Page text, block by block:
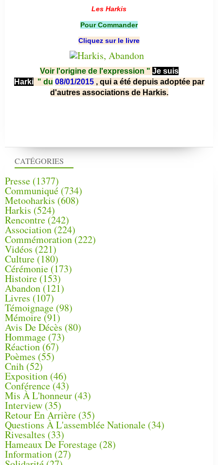
CATÉGORIES
Presse (1377)
Communiqué (734)
Metooharkis (608)
Harkis (524)
Rencontre (242)
Association (224)
Commémoration(222)
Vidéos (221)
Culture(180)
Cérémonie (173)
Histoire (153)
Abandon(121)
Livres (107)
Témoignage (98)
Mémoire (91)
Avis De Décès (80)
Hommage (73)
Réaction(67)
Poèmes (55)
Cnih (52)
Exposition (46)
Conférence(43)
Mis À L'honneur (43)
Interview (35)
Retour En Arrière (35)
Questions À L'assemblée Nationale (34)
Rivesaltes (33)
Hameaux De Forestage (28)
Information (27)
Les Harkis
Pour Commander
Cliquez sur le livre
Voir l'origine de l'expression " Je suis
Harki " du 08/01/2015 , qui a été depuis adoptée par
d'autres associations de Harkis.